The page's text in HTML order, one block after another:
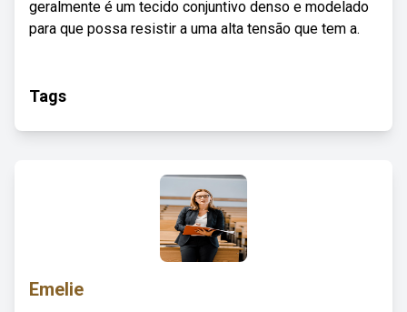
geralmente é um tecido conjuntivo denso e modelado
para que possa resistir a uma alta tensão que tem a.
Tags
Emelie